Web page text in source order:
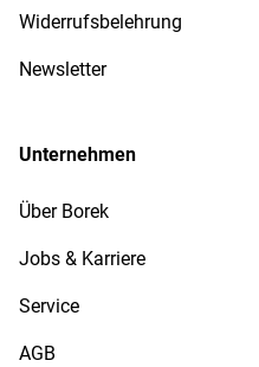
Widerrufsbelehrung
Newsletter
Unternehmen
Über Borek
Jobs & Karriere
Service
AGB